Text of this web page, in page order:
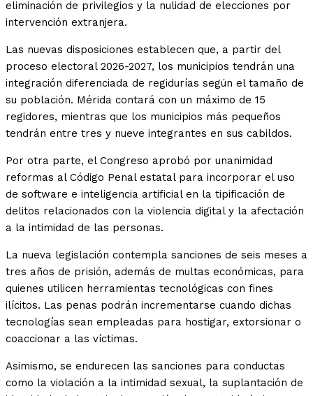
eliminación de privilegios y la nulidad de elecciones por
intervención extranjera.
Las nuevas disposiciones establecen que, a partir del
proceso electoral 2026-2027, los municipios tendrán una
integración diferenciada de regidurías según el tamaño de
su población. Mérida contará con un máximo de 15
regidores, mientras que los municipios más pequeños
tendrán entre tres y nueve integrantes en sus cabildos.
Por otra parte, el Congreso aprobó por unanimidad
reformas al Código Penal estatal para incorporar el uso
de software e inteligencia artificial en la tipificación de
delitos relacionados con la violencia digital y la afectación
a la intimidad de las personas.
La nueva legislación contempla sanciones de seis meses a
tres años de prisión, además de multas económicas, para
quienes utilicen herramientas tecnológicas con fines
ilícitos. Las penas podrán incrementarse cuando dichas
tecnologías sean empleadas para hostigar, extorsionar o
coaccionar a las víctimas.
Asimismo, se endurecen las sanciones para conductas
como la violación a la intimidad sexual, la suplantación de